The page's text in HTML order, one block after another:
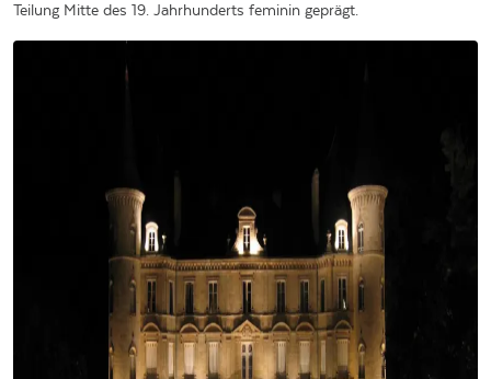
Teilung Mitte des 19. Jahrhunderts feminin geprägt.